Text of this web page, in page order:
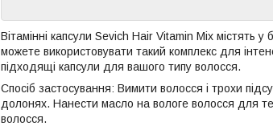
Вітамінні капсули Sevich Hair Vitamin Mix містять
можете використовувати такий комплекс для
підходящі капсули для вашого типу волосся.
Спосіб застосування: Вимити волосся і трохи
долонях. Нанести масло на вологе волосся для
волосся.